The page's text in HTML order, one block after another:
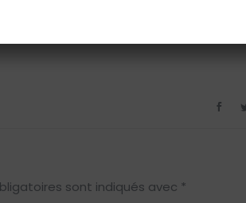
sont indiqués avec *